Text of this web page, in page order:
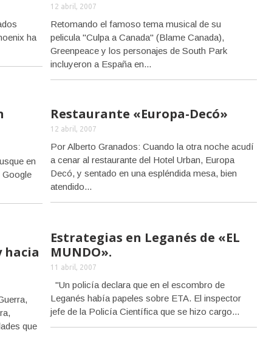
ha
12 abril, 2007
Retomando el famoso tema musical de su
pelicula "Culpa a Canada" (Blame Canada),
Greenpeace y los personajes de South Park
incluyeron a España en...
en
Google
Restaurante «Europa-Decó»
12 abril, 2007
Por Alberto Granados: Cuando la otra noche acudí
a cenar al restaurante del Hotel Urban, Europa
Decó, y sentado en una espléndida mesa, bien
atendido...
hacia
que
Estrategias en Leganés de «EL
MUNDO».
11 abril, 2007
"Un policía declara que en el escombro de
Leganés había papeles sobre ETA. El inspector
jefe de la Policía Científica que se hizo cargo...